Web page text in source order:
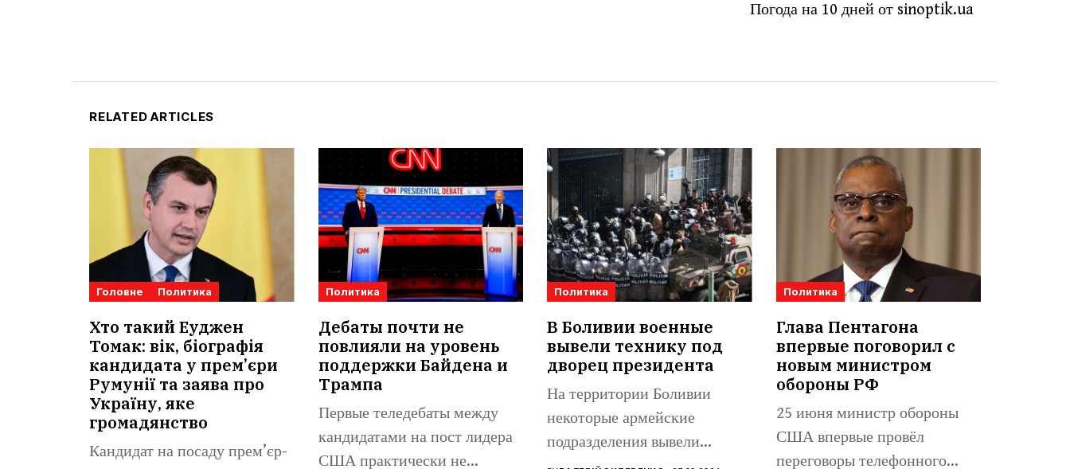
Погода на 10 дней от sinoptik.ua
RELATED ARTICLES
Головне Политика
Хто такий Еуджен
Томак: вік, біографія
кандидата у прем’єри
Румунії та заява про
Україну, яке
громадянство
Кандидат на посаду прем’єр-
Политика
Дебаты почти не
повлияли на уровень
поддержки Байдена и
Трампа
Первые теледебаты между
кандидатами на пост лидера
США практически не
Политика
В Боливии военные
вывели технику под
дворец президента
На территории Боливии
некоторые армейские
подразделения вывели
Политика
Глава Пентагона
впервые поговорил с
новым министром
обороны РФ
25 июня министр обороны
США впервые провёл
переговоры телефонного